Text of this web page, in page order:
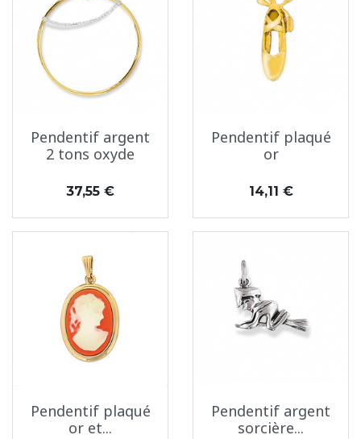
Pendentif argent
2 tons oxyde
Prix
37,55 €
Pendentif plaqué
or
Prix
14,11 €
Pendentif plaqué
or et...
Pendentif argent
sorcière...